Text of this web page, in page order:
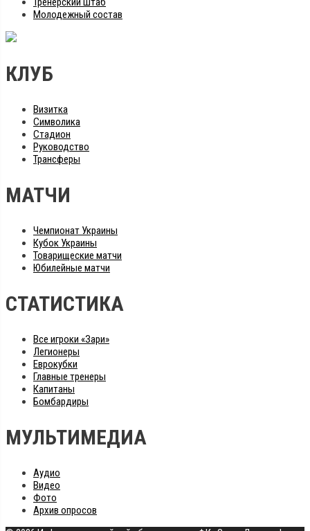
Молодежный состав
КЛУБ
Визитка
Символика
Стадион
Руководство
Трансферы
МАТЧИ
Чемпионат Украины
Кубок Украины
Товарищеские матчи
Юбилейные матчи
СТАТИСТИКА
Все игроки «Зари»
Легионеры
Еврокубки
Главные тренеры
Капитаны
Бомбардиры
МУЛЬТИМЕДИА
Аудио
Видео
Фото
Архив опросов